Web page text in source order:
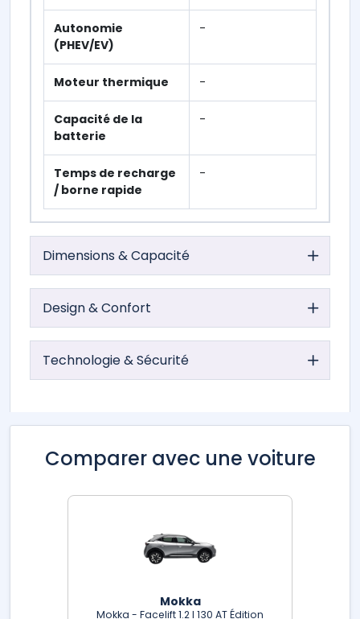
Autonomie
(PHEV/EV)
-
Moteur thermique -
Capacité de la
batterie
-
Temps de recharge
/ borne rapide
-
Dimensions & Capacité
Design & Confort
Technologie & Sécurité
Comparer avec une voiture
Mokka
Mokka - Facelift 1.2 l 130 AT Édition